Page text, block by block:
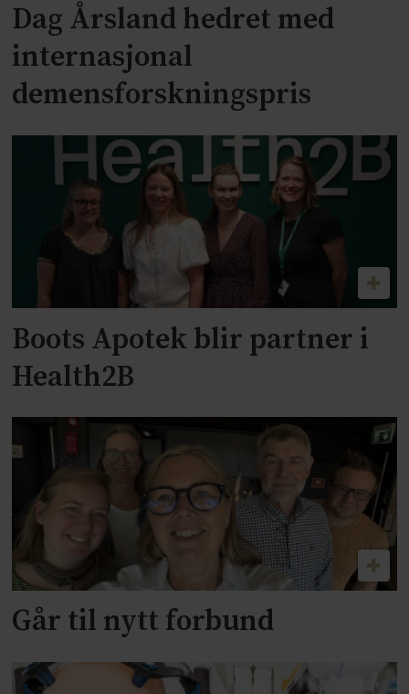
Dag Årsland hedret med
internasjonal
demensforskningspris
Boots Apotek blir partner i
Health2B
Går til nytt forbund